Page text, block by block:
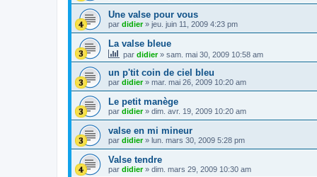
Une valse pour vous
par didier» jeu. juin 11, 2009 4:23 pm
La valse bleue
par didier» sam. mai 30, 2009 10:58 am
un p'tit coin de ciel bleu
par didier» mar. mai 26, 2009 10:20 am
Le petit manège
par didier» dim. avr. 19, 2009 10:20 am
valse en mi mineur
par didier» lun. mars 30, 2009 5:28 pm
Valse tendre
par didier» dim. mars 29, 2009 10:30 am